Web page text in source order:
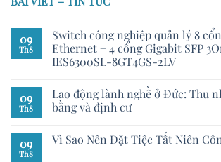
09
Th8
Switch công nghiệp quản lý 8
Ethernet + 4 cổng Gigabit SFP
IES6300SL-8GT4GS-2LV
09
Th8
Lao động lành nghề ở Đức: Thu
bằng và định cư
09
Th8
Vì Sao Nên Đặt Tiệc Tất Niên